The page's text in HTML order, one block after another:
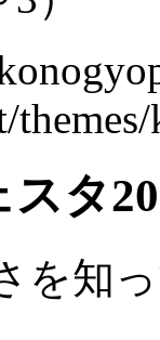
スタ
を知